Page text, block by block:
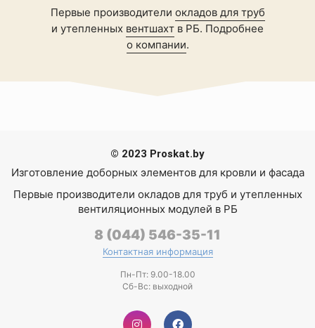
Первые производители окладов для труб
и утепленных вентшахт в РБ. Подробнее
о компании.
© 2023 Proskat.by
Изготовление доборных элементов для кровли и фасада
Первые производители окладов для труб и утепленных
вентиляционных модулей в РБ
8 (044) 546-35-11
Контактная информация
Пн-Пт: 9.00-18.00
Сб-Вс: выходной